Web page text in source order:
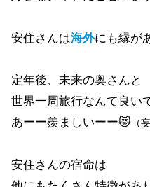
安住さんは海外にも縁が
定年後、未来の奥さんと
世界一周旅行なんて良い
あーー羨ましいーー😻 （
安住さんの宿命は